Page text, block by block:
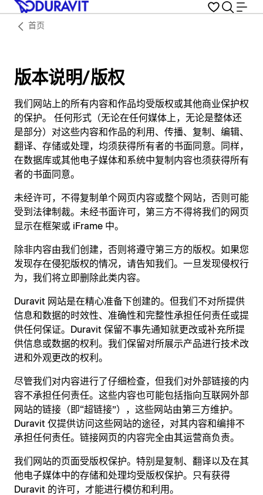
首页
版本说明/版权
我们网站上的所有内容和作品均受版权或其他商业保护权
的保护。 任何形式（无论在任何媒体上，无论是整体还
是部分）对这些内容和作品的利用、传播、复制、编辑、
翻译、存储或处理，均须获得所有者的书面同意。同样，
在数据库或其他电子媒体和系统中复制内容也须获得所有
者的书面同意。
未经许可，不得复制单个网页内容或整个网站，否则可能
受到法律制裁。未经书面许可，第三方不得将我们的网页
显示在框架或 iFrame 中。
除非内容由我们创建，否则将遵守第三方的版权。如果您
发现存在侵犯版权的情况，请告知我们。一旦发现侵权行
为，我们将立即删除此类内容。
Duravit 网站是在精心准备下创建的。但我们不对所提供
信息和数据的时效性、准确性和完整性承担任何责任或提
供任何保证。Duravit 保留不事先通知就更改或补充所提
供信息或数据的权利。我们保留对所展示产品进行技术改
进和外观更改的权利。
尽管我们对内容进行了仔细检查，但我们对外部链接的内
容不承担任何责任。这些内容也可能包括指向互联网外部
网站的链接（即“超链接”），这些网站由第三方维护。
Duravit 仅提供访问这些网站的途径，对其内容和编排不
承担任何责任。链接网页的内容完全由其运营商负责。
我们网站的页面受版权保护。特别是复制、翻译以及在其
他电子媒体中的存储和处理均受版权保护。只有获得
Duravit 的许可，才能进行模仿和利用。